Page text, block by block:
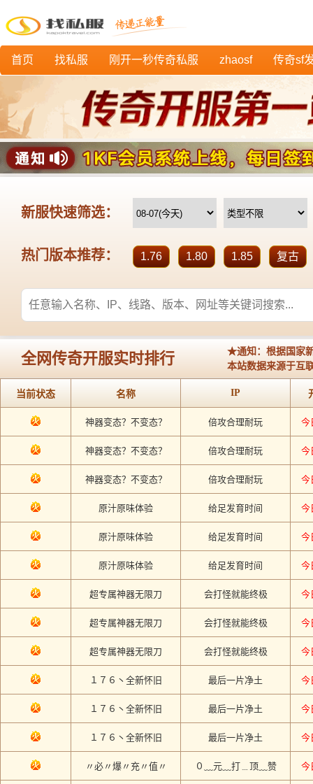
首页 找私服 刚开一秒传奇私服 zhaosf 传奇sf